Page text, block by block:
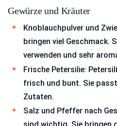
Gewürze und Kräuter
Knoblauchpulver und
bringen viel Geschmack.
verwenden und sehr
Frische Petersilie:
frisch und bunt. Sie
Zutaten.
Salz und Pfeffer nach